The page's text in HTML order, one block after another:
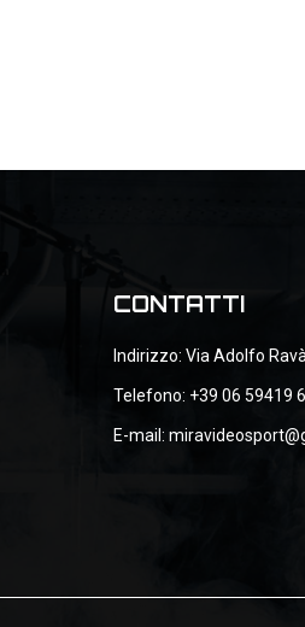
CONTATTI
Indirizzo: Via Adolfo
Telefono: +39 06 59419
E-mail: